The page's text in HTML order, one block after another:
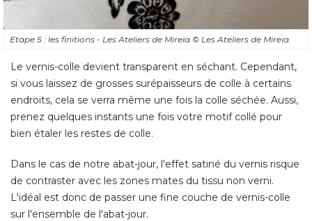
Etape 5 : les finitions - Les Ateliers de Mireia © Les Ateliers de Mireia
Le vernis-colle devient transparent en séchant. Cependant,
si vous laissez de grosses surépaisseurs de colle à certains
endroits, cela se verra même une fois la colle séchée. Aussi,
prenez quelques instants une fois votre motif collé pour
bien étaler les restes de colle.
Dans le cas de notre abat-jour, l'effet satiné du vernis risque
de contraster avec les zones mates du tissu non verni.
L'idéal est donc de passer une fine couche de vernis-colle
sur l'ensemble de l'abat-jour.